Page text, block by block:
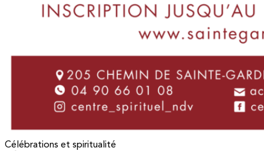
Célébrations et spiritualité